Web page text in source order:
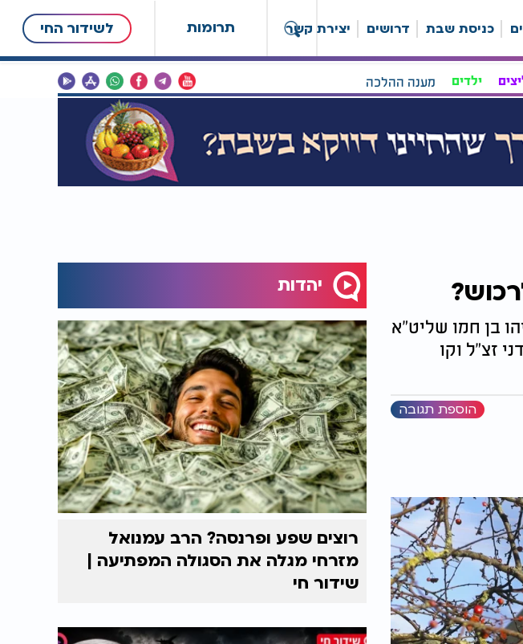
תרומות לשידור החי כניסת שבת דרושים יצירת קשר
ילדים מענה ההלכה
בן חמו שליט"א
זצ"ל וקו
הוספת תגובה
יהדות
רוצים שפע ופרנסה? הרב עמנואל
מזרחי מגלה את הסגולה המפתיעה |
שידור חי